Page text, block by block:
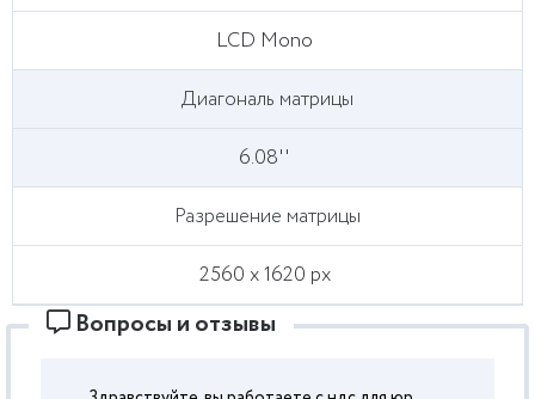
LCD Mono
Диагональ матрицы
6.08''
Разрешение матрицы
2560 x 1620 px
Вопросы и отзывы